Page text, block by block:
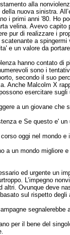
alla
nuova sinistra.
i primi anni '80. Ho
velina. Avevo
pur di realizzare i
a
e un valore da
hanno contato di
sono i
secondo il suo
Anche Malcolm X
esercitare sugli
a un giovane
e Se questo e'
oggi nel mondo
un mondo migliore
ed urgente un
L’impegno
Ovunque deve
sul rispetto degli
per il bene del